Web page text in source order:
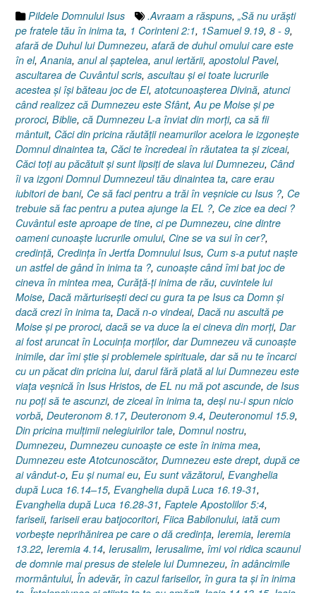
16.28-
31”
Pildele Domnului Isus .Avraam a răspuns, „Să nu urăşti
pe fratele tău în inima ta, 1 Corinteni 2:1, 1Samuel 9.19, 8 - 9,
afară de Duhul lui Dumnezeu, afară de duhul omului care este
în el, Anania, anul al şaptelea, anul iertării, apostolul Pavel,
ascultarea de Cuvântul scris, ascultau şi ei toate lucrurile
acestea şi îşi băteau joc de El, atotcunoaşterea Divină, atunci
când realizez că Dumnezeu este Sfânt, Au pe Moise şi pe
proroci, Biblie, că Dumnezeu L-a înviat din morţi, ca să fii
mântuit, Căci din pricina răutăţii neamurilor acelora le izgoneşte
Domnul dinaintea ta, Căci te încredeai în răutatea ta şi ziceai,
Căci toţi au păcătuit şi sunt lipsiţi de slava lui Dumnezeu, Când
îi va izgoni Domnul Dumnezeul tău dinaintea ta, care erau
iubitori de bani, Ce să faci pentru a trăi în veşnicie cu Isus ?, Ce
trebuie să fac pentru a putea ajunge la EL ?, Ce zice ea deci ?
Cuvântul este aproape de tine, ci pe Dumnezeu, cine dintre
oameni cunoaşte lucrurile omului, Cine se va sui în cer?,
credinţă, Credinţa în Jertfa Domnului Isus, Cum s-a putut naşte
un astfel de gând în inima ta ?, cunoaşte când îmi bat joc de
cineva în mintea mea, Curăţă-ţi inima de rău, cuvintele lui
Moise, Dacă mărturiseşti deci cu gura ta pe Isus ca Domn şi
dacă crezi în inima ta, Dacă n-o vindeai, Dacă nu ascultă pe
Moise şi pe proroci, dacă se va duce la ei cineva din morţi, Dar
ai fost aruncat în Locuinţa morţilor, dar Dumnezeu vă cunoaşte
inimile, dar îmi ştie şi problemele spirituale, dar să nu te încarci
cu un păcat din pricina lui, darul fără plată al lui Dumnezeu este
viaţa veşnică în Isus Hristos, de EL nu mă pot ascunde, de Isus
nu poţi să te ascunzi, de ziceai în inima ta, deşi nu-i spun nicio
vorbă, Deuteronom 8.17, Deuteronom 9.4, Deuteronomul 15.9,
Din pricina mulţimii nelegiuirilor tale, Domnul nostru,
Dumnezeu, Dumnezeu cunoaşte ce este în inima mea,
Dumnezeu este Atotcunoscător, Dumnezeu este drept, după ce
ai vândut-o, Eu şi numai eu, Eu sunt văzătorul, Evanghelia
după Luca 16.14–15, Evanghelia după Luca 16.19-31,
Evanghelia după Luca 16.28-31, Faptele Apostolilor 5:4,
fariseii, fariseii erau batjocoritori, Fiica Babilonului, iată cum
vorbeşte neprihănirea pe care o dă credinţa, Ieremia, Ieremia
13.22, Ieremia 4.14, Ierusalim, Ierusalime, îmi voi ridica scaunul
de domnie mai presus de stelele lui Dumnezeu, în adâncimile
mormântului, În adevăr, în cazul fariseilor, în gura ta şi în inima